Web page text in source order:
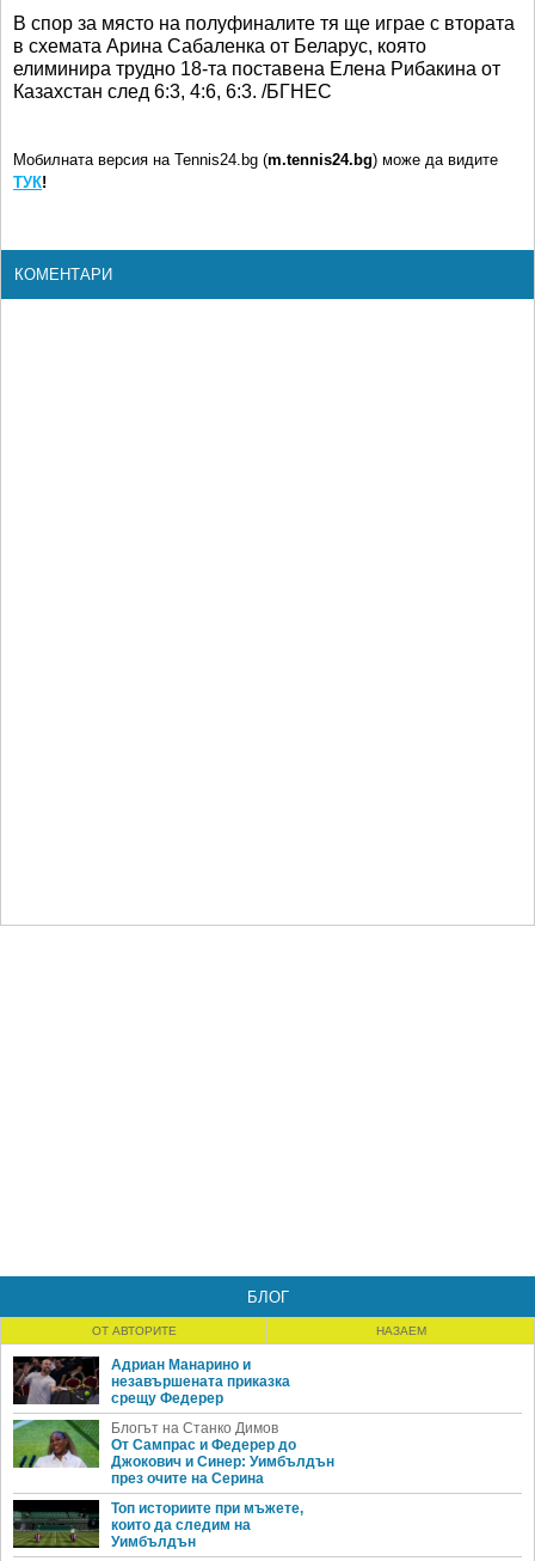
В спор за място на полуфиналите тя ще играе с втората
в схемата Арина Сабаленка от Беларус, която
елиминира трудно 18-та поставена Елена Рибакина от
Казахстан след 6:3, 4:6, 6:3. /БГНЕС
Мобилната версия на Tennis24.bg (m.tennis24.bg) може да видите
ТУК!
КОМЕНТАРИ
БЛОГ
ОТ АВТОРИТЕ НАЗАЕМ
Адриан Манарино и
незавършената приказка
срещу Федерер
Блогът на Станко Димов
От Сампрас и Федерер до
Джокович и Синер: Уимбълдън
през очите на Серина
Топ историите при мъжете,
които да следим на
Уимбълдън